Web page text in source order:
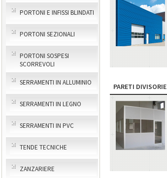
PORTONI E INFISSI BLINDATI
PORTONI SEZIONALI
PORTONI SOSPESI
SCORREVOLI
SERRAMENTI IN ALLUMINIO
SERRAMENTI IN LEGNO
SERRAMENTI IN PVC
TENDE TECNICHE
ZANZARIERE
PARETI DIVISORIE